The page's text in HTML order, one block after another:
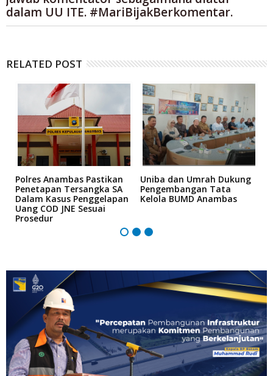
dalam UU ITE. #MariBijakBerkomentar.
RELATED POST
Polres Anambas Pastikan
Penetapan Tersangka SA
Dalam Kasus Penggelapan
Uang COD JNE Sesuai
Prosedur
Uniba dan Umrah Dukung
Pengembangan Tata
Kelola BUMD Anambas